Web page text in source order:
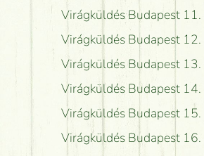
Virágküldés Budapest
Virágküldés Budapest
Virágküldés Budapest
Virágküldés Budapest
Virágküldés Budapest
Virágküldés Budapest